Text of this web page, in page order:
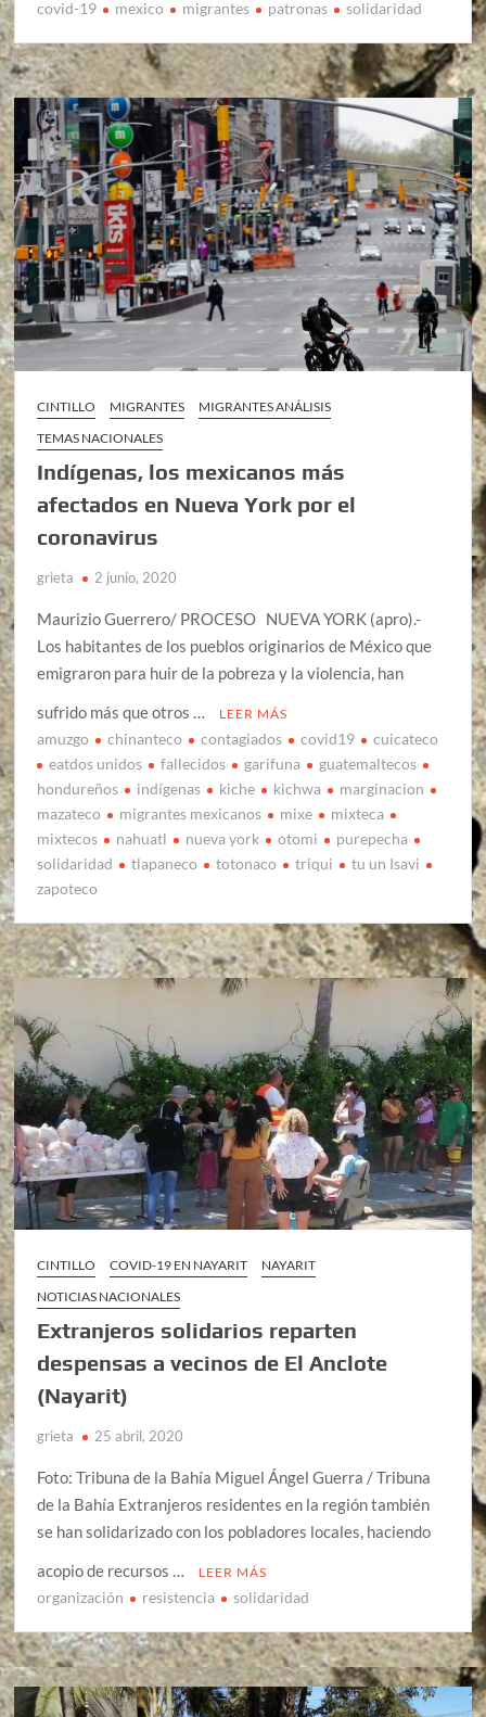
covid-19 mexico migrantes patronas solidaridad
CINTILLO MIGRANTES
MIGRANTES ANÁLISIS
TEMAS NACIONALES
Indígenas, los mexicanos más
afectados en Nueva York por el
coronavirus
grieta 2 junio, 2020
Maurizio Guerrero/ PROCESO NUEVA YORK (apro).-
Los habitantes de los pueblos originarios de México que
emigraron para huir de la pobreza y la violencia, han
sufrido más que otros …
LEER MÁS
amuzgo chinanteco contagiados covid19
cuicateco
eatdos unidos
fallecidos garifuna
guatemaltecos
hondureños
indígenas kiche kichwa
marginacion
mazateco
migrantes mexicanos mixe
mixteca
mixtecos
nahuatl nueva york otomi
purepecha
solidaridad
tlapaneco totonaco triqui
tu un Isavi
zapoteco
CINTILLO COVID-19 EN NAYARIT
NAYARIT
NOTICIAS NACIONALES
Extranjeros solidarios reparten
despensas a vecinos de El Anclote
(Nayarit)
grieta 25 abril, 2020
Foto: Tribuna de la Bahía Miguel Ángel Guerra / Tribuna
de la Bahía Extranjeros residentes en la región también
se han solidarizado con los pobladores locales, haciendo
acopio de recursos …
LEER MÁS
organización resistencia solidaridad